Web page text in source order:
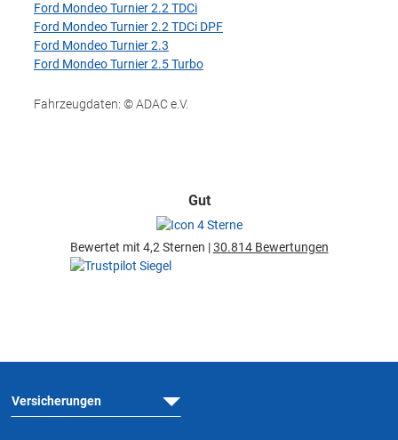
Ford Mondeo Turnier 2.2 TDCi
Ford Mondeo Turnier 2.2 TDCi DPF
Ford Mondeo Turnier 2.3
Ford Mondeo Turnier 2.5 Turbo
Fahrzeugdaten: © ADAC e.V.
Gut
Bewertet mit 4,2 Sternen |30.814 Bewertungen
Versicherungen